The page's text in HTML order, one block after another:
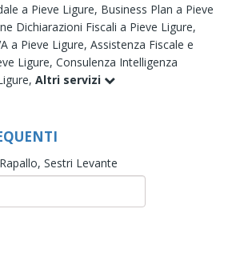
a Pieve Ligure, Business Plan a Pieve
Dichiarazioni Fiscali a Pieve Ligure,
a Pieve Ligure, Assistenza Fiscale e
Ligure, Consulenza Intelligenza
Altri servizi
Rapallo, Sestri Levante